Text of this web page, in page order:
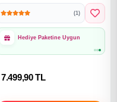
Jant Çocuk Bisikleti
(1)
Hediye Paketine Uygun
7.499,90 TL